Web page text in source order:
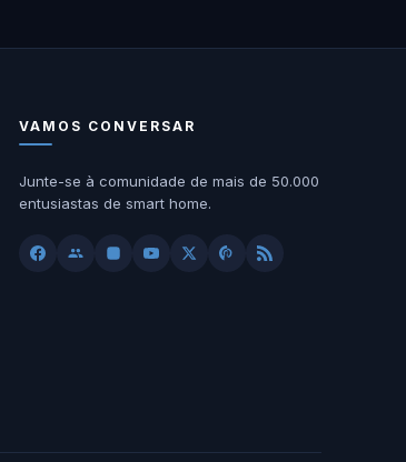
VAMOS CONVERSAR
Junte-se à comunidade de mais de 50.000
entusiastas de smart home.